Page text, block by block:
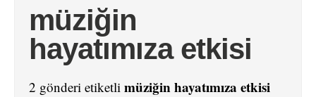
müziğin
hayatımıza etkisi
2 gönderi etiketli müziğin hayatımıza etkisi